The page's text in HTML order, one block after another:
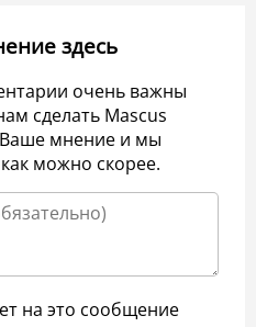
здесь
очень важны
сделать Mascus
мнение и мы
можно скорее.
на это сообщение